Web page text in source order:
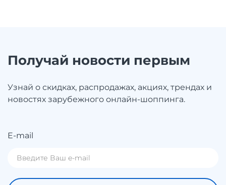
Получай новости первым
Узнай о скидках, распродажах, акциях, трендах и
новостях зарубежного онлайн-шоппинга.
E-mail